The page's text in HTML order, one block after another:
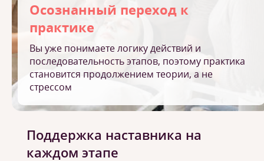
Осознанный переход к
практике
Вы уже понимаете логику действий и
последовательность этапов, поэтому практика
становится продолжением теории, а не
стрессом
Поддержка наставника на
каждом этапе